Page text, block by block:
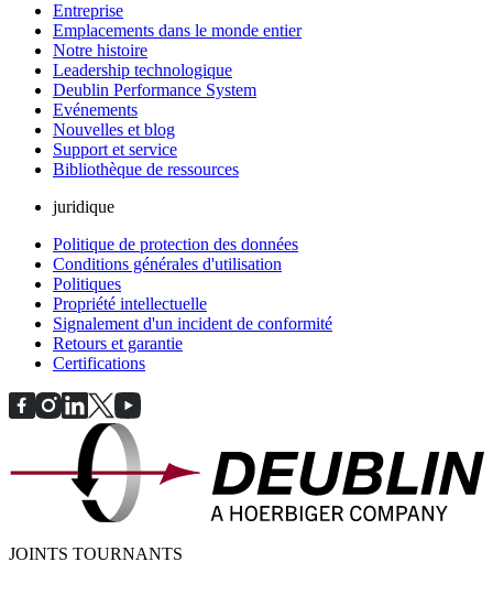
Entreprise
Emplacements dans le monde entier
Notre histoire
Leadership technologique
Deublin Performance System
Evénements
Nouvelles et blog
Support et service
Bibliothèque de ressources
juridique
Politique de protection des données
Conditions générales d'utilisation
Politiques
Propriété intellectuelle
Signalement d'un incident de conformité
Retours et garantie
Certifications
JOINTS TOURNANTS